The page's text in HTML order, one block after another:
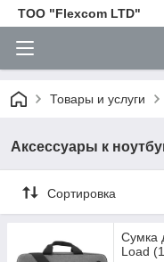
ТОО "Flexcom LTD"
Товары и услуги
Аксессуары к
Сортировка
Сумка
Load